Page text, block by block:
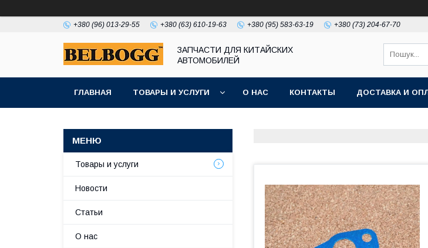
+380 (96) 013-29-55 +380 (63) 610-19-63 +380 (95) 583-63-19 +380 (73) 204-67-70
ЗАПЧАСТИ ДЛЯ КИТАЙСКИХ
АВТОМОБИЛЕЙ
ГЛАВНАЯ ТОВАРЫ И УСЛУГИ О НАС КОНТАКТЫ ДОСТАВКА И
Товары и услуги
Новости
Статьи
О нас